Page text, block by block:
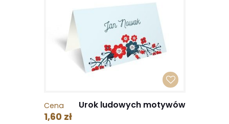
Cena
1,60 zł
Urok ludowych motywów